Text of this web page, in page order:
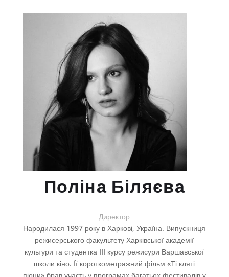
Поліна Біляєва
Директор
Народилася 1997 року в Харкові, Україна. Випускниця
режисерського факультету Харківської академії
культури та студентка III курсу режисури Варшавської
школи кіно. Її короткометражний фільм «Ті кляті